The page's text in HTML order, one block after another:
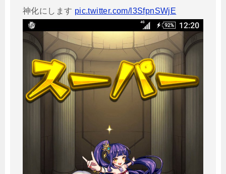
神化にします pic.twitter.com/l3SfpnSWjE